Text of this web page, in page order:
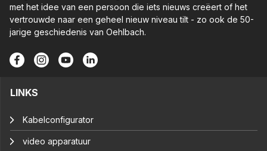
met het idee van een persoon die iets nieuws creëert of het
vertrouwde naar een geheel nieuw niveau tilt - zo ook de 50-
jarige geschiedenis van Oehlbach.
LINKS
Kabelconfigurator
video apparatuur